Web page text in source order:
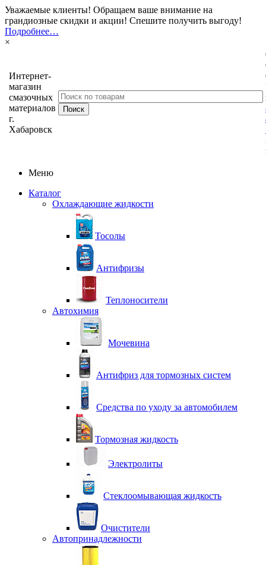
Уважаемые клиенты! Обращаем ваше внимание на
грандиозные скидки и акции! Спешите получить выгоду!
Подробнее…
×
Интернет-
магазин
смазочных
материалов
г.
Хабаровск
Меню
Каталог
Охлаждающие жидкости
Тосолы
Антифризы
Теплоносители
Автохимия
Мочевина
Антифриз для тормозных систем
Средства по уходу за автомобилем
Тормозная жидкость
Электролиты
Стеклоомывающая жидкость
Очистители
Автопринадлежности